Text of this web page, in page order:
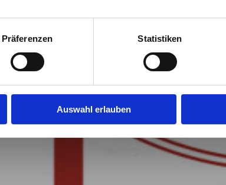
Präferenzen Statistiken
Auswahl erlauben